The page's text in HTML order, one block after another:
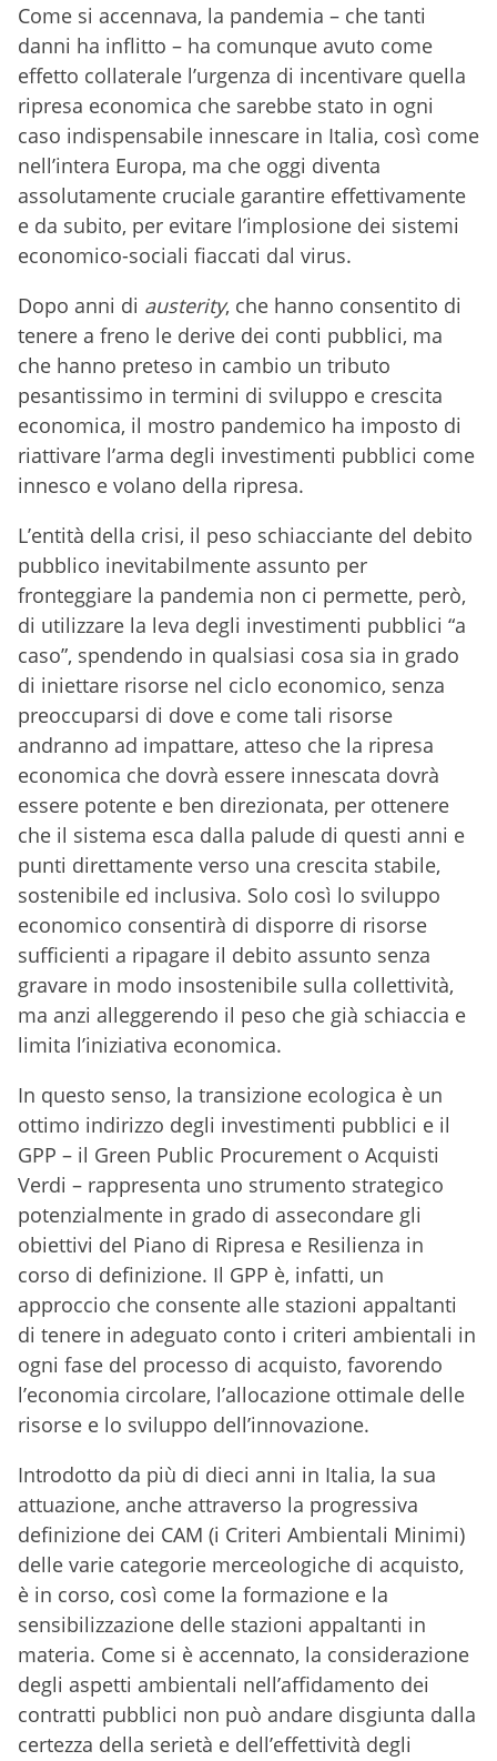
Come si accennava, la pandemia – che tanti
danni ha inflitto – ha comunque avuto come
effetto collaterale l’urgenza di incentivare quella
ripresa economica che sarebbe stato in ogni
caso indispensabile innescare in Italia, così come
nell’intera Europa, ma che oggi diventa
assolutamente cruciale garantire effettivamente
e da subito, per evitare l’implosione dei sistemi
economico-sociali fiaccati dal virus.
Dopo anni di austerity, che hanno consentito di
tenere a freno le derive dei conti pubblici, ma
che hanno preteso in cambio un tributo
pesantissimo in termini di sviluppo e crescita
economica, il mostro pandemico ha imposto di
riattivare l’arma degli investimenti pubblici come
innesco e volano della ripresa.
L’entità della crisi, il peso schiacciante del debito
pubblico inevitabilmente assunto per
fronteggiare la pandemia non ci permette, però,
di utilizzare la leva degli investimenti pubblici “a
caso”, spendendo in qualsiasi cosa sia in grado
di iniettare risorse nel ciclo economico, senza
preoccuparsi di dove e come tali risorse
andranno ad impattare, atteso che la ripresa
economica che dovrà essere innescata dovrà
essere potente e ben direzionata, per ottenere
che il sistema esca dalla palude di questi anni e
punti direttamente verso una crescita stabile,
sostenibile ed inclusiva. Solo così lo sviluppo
economico consentirà di disporre di risorse
sufficienti a ripagare il debito assunto senza
gravare in modo insostenibile sulla collettività,
ma anzi alleggerendo il peso che già schiaccia e
limita l’iniziativa economica.
In questo senso, la transizione ecologica è un
ottimo indirizzo degli investimenti pubblici e il
GPP – il Green Public Procurement o Acquisti
Verdi – rappresenta uno strumento strategico
potenzialmente in grado di assecondare gli
obiettivi del Piano di Ripresa e Resilienza in
corso di definizione. Il GPP è, infatti, un
approccio che consente alle stazioni appaltanti
di tenere in adeguato conto i criteri ambientali in
ogni fase del processo di acquisto, favorendo
l’economia circolare, l’allocazione ottimale delle
risorse e lo sviluppo dell’innovazione.
Introdotto da più di dieci anni in Italia, la sua
attuazione, anche attraverso la progressiva
definizione dei CAM (i Criteri Ambientali Minimi)
delle varie categorie merceologiche di acquisto,
è in corso, così come la formazione e la
sensibilizzazione delle stazioni appaltanti in
materia. Come si è accennato, la considerazione
degli aspetti ambientali nell’affidamento dei
contratti pubblici non può andare disgiunta dalla
certezza della serietà e dell’effettività degli